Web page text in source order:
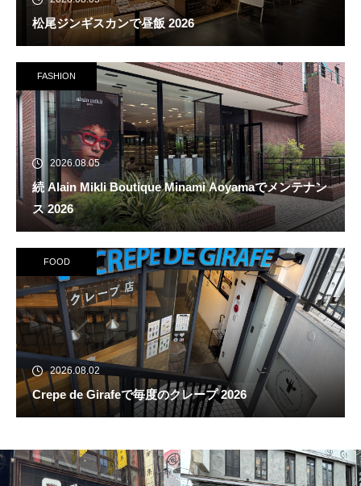
松尾ジンギスカンで昼飯 2026
FASHION
2026.08.05
続 Alain Mikli Boutique Minami Aoyamaでメンテナン
ス 2026
FOOD
2026.08.02
Crepe de Girafeで毎度のクレープ 2026